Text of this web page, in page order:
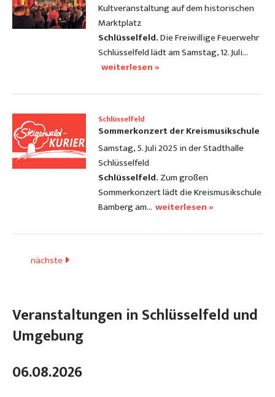
Kultveranstaltung auf dem historischen
Marktplatz
Schlüsselfeld.Die Freiwillige Feuerwehr
Schlüsselfeld lädt am Samstag, 12. Juli…
weiterlesen »
Schlüsselfeld
Sommerkonzert der Kreismusikschule
Samstag, 5. Juli 2025 in der Stadthalle
Schlüsselfeld
Schlüsselfeld. Zum großen
Sommerkonzert lädt die Kreismusikschule
Bamberg am… weiterlesen »
nächste
Veranstaltungen in Schlüsselfeld und
Umgebung
06.08.2026